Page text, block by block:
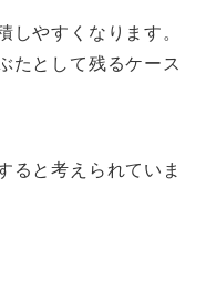
やすくなります。
たとして残るケース
ると考えられていま